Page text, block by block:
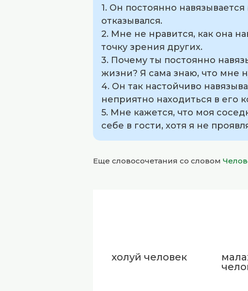
1. Он постоянно
отказывался.
2. Мне не нравится, как она
точку зрения других.
3. Почему ты постоянно
жизни? Я сама знаю, что мне
4. Он так настойчиво
неприятно находиться в его
5. Мне кажется, что моя
себе в гости, хотя я не
Еще словосочетания со словом
холуй человек